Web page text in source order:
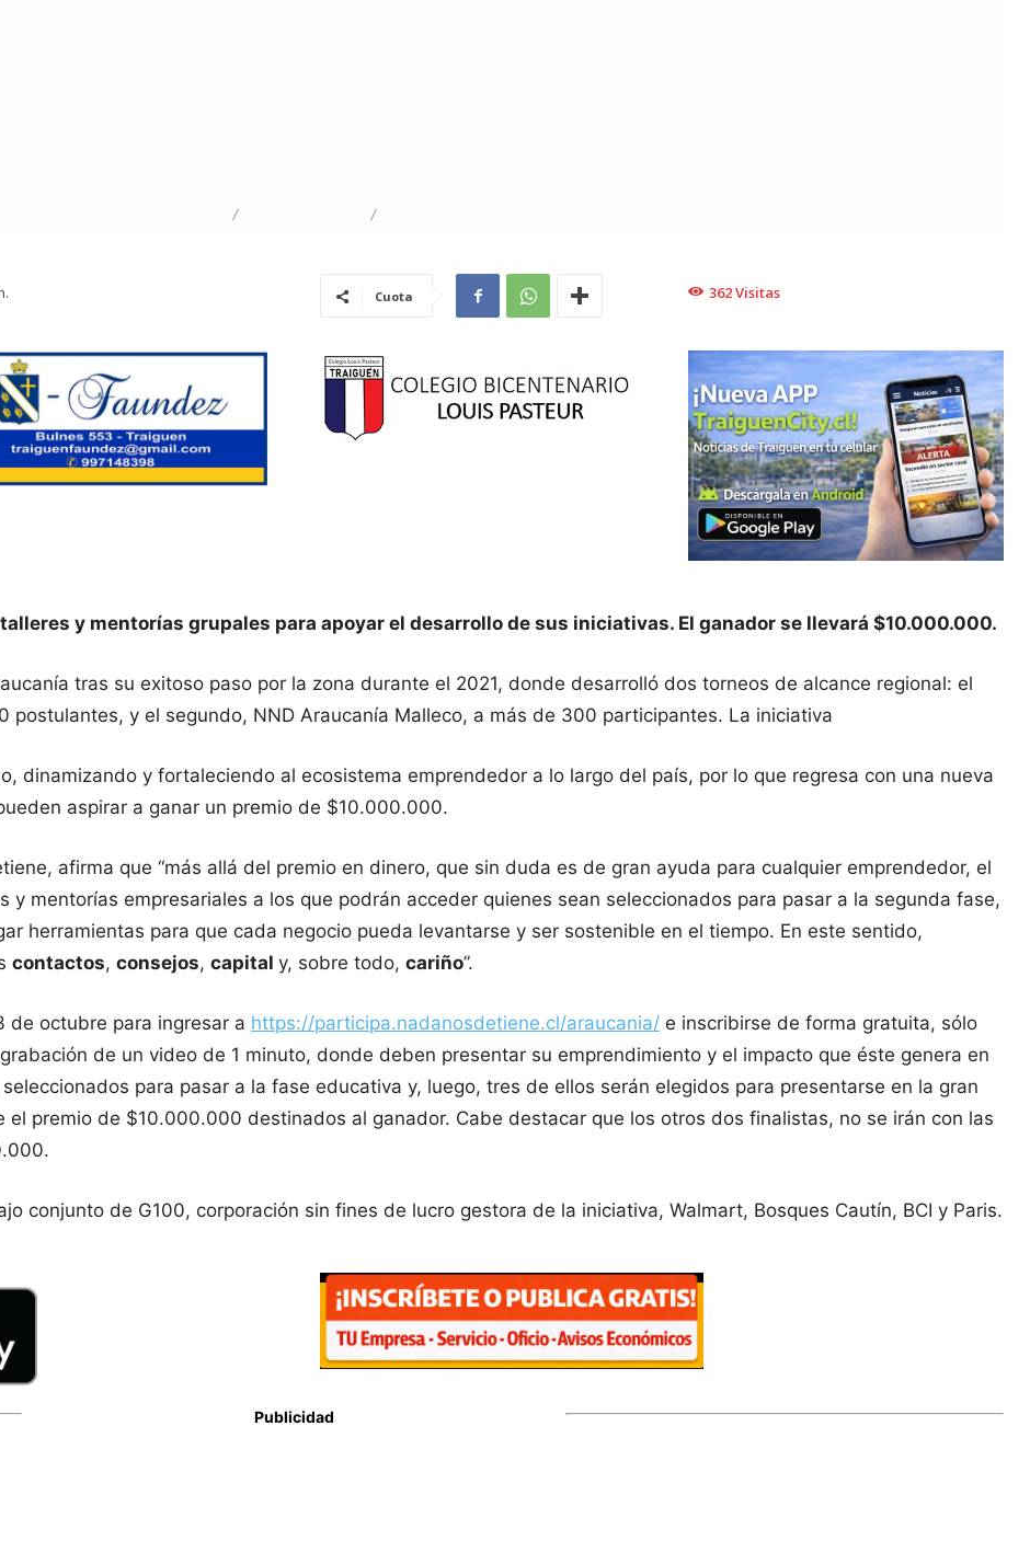
Cuota 362Visitas
y mentorías grupales para apoyar el desarrollo de sus iniciativas. El ganador se llevará $10.000.000.
tras su exitoso paso por la zona durante el 2021, donde desarrolló dos torneos de alcance regional: el
postulantes, y el segundo, NND Araucanía Malleco, a más de 300 participantes. La iniciativa
dinamizando y fortaleciendo al ecosistema emprendedor a lo largo del país, por lo que regresa con una nueva
aspirar a ganar un premio de $10.000.000.
afirma que “más allá del premio en dinero, que sin duda es de gran ayuda para cualquier emprendedor, el
mentorías empresariales a los que podrán acceder quienes sean seleccionados para pasar a la segunda fase,
herramientas para que cada negocio pueda levantarse y ser sostenible en el tiempo. En este sentido,
contactos, consejos, capital y, sobre todo, cariño”.
de octubre para ingresar a https://participa.nadanosdetiene.cl/araucania/ e inscribirse de forma gratuita, sólo
de un video de 1 minuto, donde deben presentar su emprendimiento y el impacto que éste genera en
para pasar a la fase educativa y, luego, tres de ellos serán elegidos para presentarse en la gran
premio de $10.000.000 destinados al ganador. Cabe destacar que los otros dos finalistas, no se irán con las
conjunto de G100, corporación sin fines de lucro gestora de la iniciativa, Walmart, Bosques Cautín, BCI y Paris.
Publicidad